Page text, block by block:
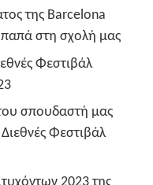
της Barcelona
στη σχολή μας
Φεστιβάλ
σπουδαστή μας
Φεστιβάλ